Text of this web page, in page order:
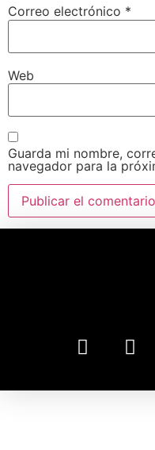
Correo electrónico *
Web
Guarda mi nombre,
navegador para la